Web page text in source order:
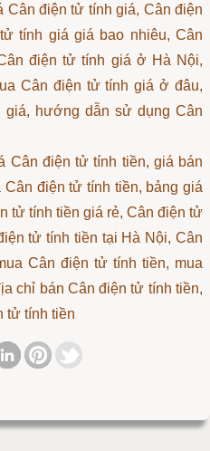
Cân điện tử tính giá, Cân điện
tính giá giá bao nhiêu, Cân
điện tử tính giá ở Hà Nội,
Cân điện tử tính giá ở đâu,
hướng dẫn sử dụng Cân
Cân điện tử tính tiền, giá bán
điện tử tính tiền, bảng giá
tử tính tiền giá rẻ, Cân điện tử
tử tính tiền tại Hà Nội, Cân
Cân điện tử tính tiền, mua
chỉ bán Cân điện tử tính tiền,
tử tính tiền